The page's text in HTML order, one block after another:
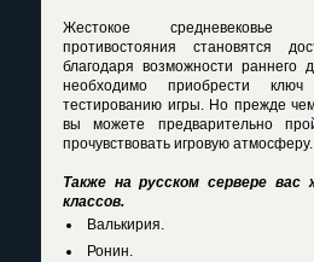
Жестокое средневековье
противостояния становятся
благодаря возможности раннего
необходимо приобрести
тестированию игры. Но прежде
вы можете предварительно
прочувствовать игровую атмосферу.
Также на русском сервере
классов.
Валькирия.
Ронин.